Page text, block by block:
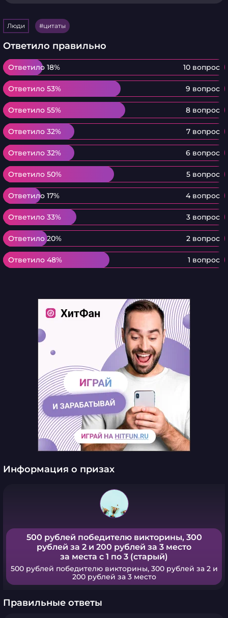
Люди цитаты
Ответило правильно
Ответило 18% 10 вопрос
Ответило 18%
Ответило 53% 9 вопрос
Ответило 53%
Ответило 55% 8 вопрос
Ответило 55%
Ответило 32% 7 вопрос
Ответило 32%
Ответило 32% 6 вопрос
Ответило 32%
Ответило 50% 5 вопрос
Ответило 50%
Ответило 17% 4 вопрос
Ответило 17%
Ответило 33% 3 вопрос
Ответило 33%
Ответило 20% 2 вопрос
Ответило 20%
Ответило 48% 1 вопрос
Ответило 48%
Информация о призах
500 рублей победителю викторины, 300
рублей за 2 и 200 рублей за 3 место
за места с 1 по 3 (старый)
500 рублей победителю викторины, 300 рублей за 2 и
200 рублей за 3 место
Правильные ответы